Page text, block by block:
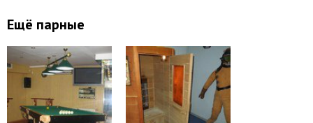
Ещё парные